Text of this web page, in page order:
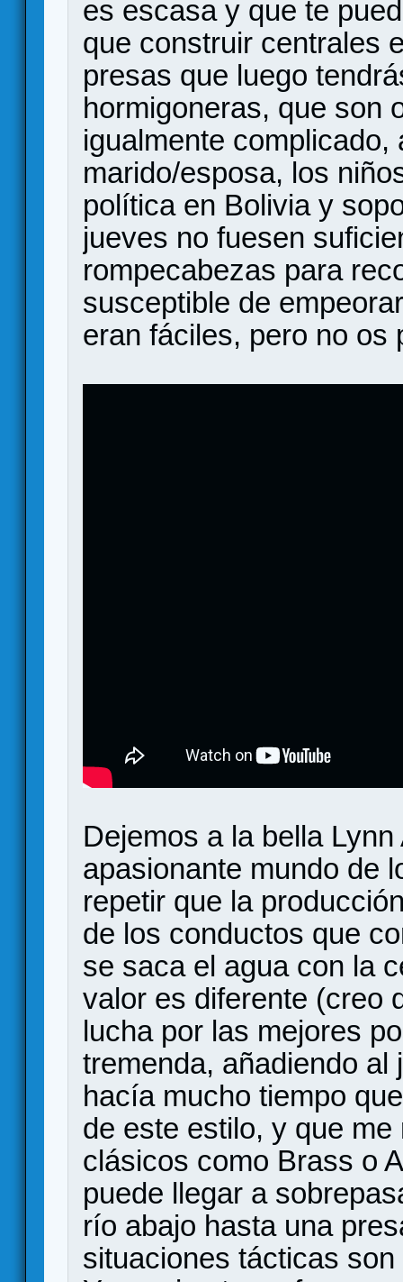
es escasa y que te
que construir centrales
presas que luego
hormigoneras, que son
igualmente
marido/esposa, los
política en Bolivia y
jueves no fuesen
rompecabezas para
susceptible de
eran fáciles, pero no os
Dejemos a la bella
apasionante mundo de
repetir que la
de los conductos que
se saca el agua con la
valor es diferente (creo
lucha por las mejores
tremenda, añadiendo al
hacía mucho tiempo
de este estilo, y que
clásicos como Brass o
puede llegar a
río abajo hasta una
situaciones tácticas